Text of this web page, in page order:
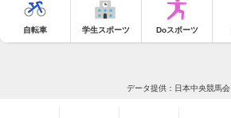
自転車 学生スポーツ Doスポーツ
データ提供：日本中央競馬会